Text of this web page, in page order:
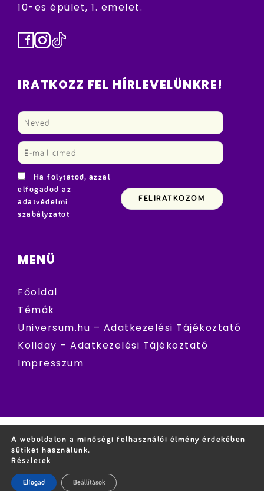
10-es épület, 1. emelet.
Facebook
Instagram
TikTok
IRATKOZZ FEL HÍRLEVELÜNKRE!
Ha folytatod, azzal
elfogadod az
adatvédelmi
szabályzatot
MENÜ
Főoldal
Témák
Universum.hu – Adatkezelési Tájékoztató
Koliday – Adatkezelési Tájékoztató
Impresszum
A weboldalon a minőségi felhasználói élmény érdekében
sütiket használunk.
Részletek
Elfogad Beállítások